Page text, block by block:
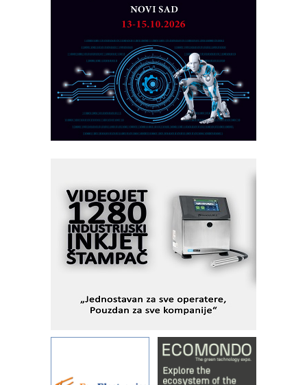
Detekcija različitih oblika
MAREX - Lim i mašine za savremena
rešenja
Marcom-plast d.o.o.- vaš pouzdan
partner
CTO - Prilagodite svoju toplinsku
obradu!
Razvoj asortimanskog pravca MINI-
PLC AKYTEC
MOTOMAN – NEXT-Robotika vođena
veštačkom inteligencijom
I.SAFE MOBILE revolucioniše
industrijsku automatizaciju
pionirskimmobile operator PANEL-OM
Fleksibilno stezanje i brzo
KIP KOP – napredna rešenja za
savremene industrijske i logističke
Alba d.o.o. – 35 godina preciznosti u
metrologiji i pametnim dozirnim
rešenjima